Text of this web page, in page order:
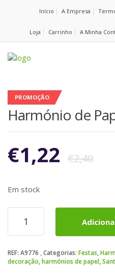
Início A Empresa
Loja Carrinho A Minha
PROMOÇÃO
Harmónio de
€2,40
€1,22
Em stock
Quantidade
Harmónio
Papel
Quadrado
REF: A9776 Categorias: Festas,
decoração,harmónios de papel,